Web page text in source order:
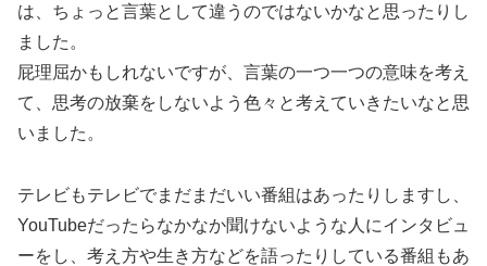
は、ちょっと言葉として違うのではないかなと思ったりし
ました。
屁理屈かもしれないですが、言葉の一つ一つの意味を考え
て、思考の放棄をしないよう色々と考えていきたいなと思
いました。
テレビもテレビでまだまだいい番組はあったりしますし、
YouTubeだったらなかなか聞けないような人にインタビュ
ーをし、考え方や生き方などを語ったりしている番組もあ